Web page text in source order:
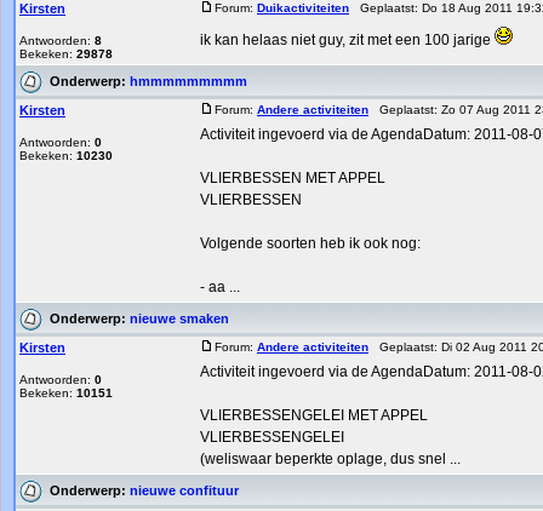
Kirsten
Antwoorden: 8
Bekeken: 29878
Forum: Duikactiviteiten Geplaatst: Do 18 Aug 2011
ik kan helaas niet guy, zit met een 100 jarige
Onderwerp: hmmmmmmmmm
Kirsten
Antwoorden: 0
Bekeken: 10230
Forum: Andere activiteiten Geplaatst: Zo 07 Aug 2011
Activiteit ingevoerd via de AgendaDatum: 2011-08-
VLIERBESSEN MET APPEL
VLIERBESSEN
Volgende soorten heb ik ook nog:
- aa ...
Onderwerp: nieuwe smaken
Kirsten
Antwoorden: 0
Bekeken: 10151
Forum: Andere activiteiten Geplaatst: Di 02 Aug 2011
Activiteit ingevoerd via de AgendaDatum: 2011-
VLIERBESSENGELEI MET APPEL
VLIERBESSENGELEI
(weliswaar beperkte oplage, dus snel ...
Onderwerp: nieuwe confituur